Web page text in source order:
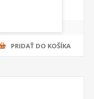
PRIDAŤ DO KOŠÍKA